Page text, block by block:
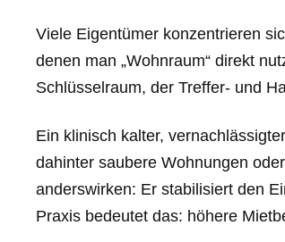
Viele Eigentümer konzentrieren
denen man „Wohnraum“ direkt
Schlüsselraum, der Treffer- und
Ein klinisch kalter,
dahinter saubere Wohnungen
anderswirken: Er stabilisiert den
Praxis bedeutet das: höhere